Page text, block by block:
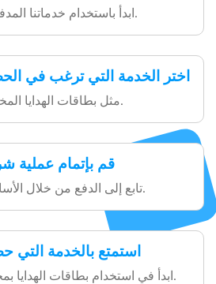
ابدأ باستخدام خدماتنا المدفوعة بسهولة.
اختر الخدمة التي ترغب في
مثل بطاقات الهدايا المختلفة المتاحة.
قم بإتمام عملية
تابع إلى الدفع من خلال الأساليب المتاحة.
استمتع بالخدمة التي
ابدأ في استخدام بطاقات الهدايا بمجرد استلامها.